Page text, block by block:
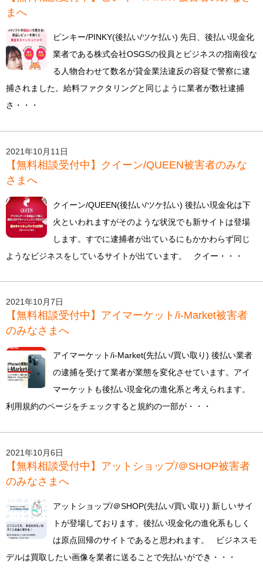
まへ
ピンキー/PINKY(後払い/ツケ払い) 先日、後払い現金化
業者である株式会社OSGSの役員とビジネスの指南役な
る人物合わせて数名が貸金業法違反の容疑で警察に逮
捕されました。給料ファクタリングと同じように業者が数社逮捕
さ・・・
2021年10月11日
【無料相談受付中】クイーン/QUEEN被害者のみな
さまへ
クイーン/QUEEN(後払い/ツケ払い) 後払い現金化は下
火といわれますがそのような状況でも新サイトは登場
します。すでに逮捕者が出ているにもかかわらず同じ
ようなビジネスをしているサイトが出ています。 クイー・・・
2021年10月7日
【無料相談受付中】アイマーケット/i-Market被害者
のみなさまへ
アイマーケット/i-Market(先払い/買い取り) 後払い業者
の逮捕を受けて業者が業態を変化させています。アイ
マーケットも後払い現金化の進化系と考えられます。
利用規約のページをチェックすると規約の一部が・・・
2021年10月6日
【無料相談受付中】アットショップ/＠SHOP被害者
のみなさまへ
アットショップ/＠SHOP(先払い/買い取り) 新しいサイ
トが登場しております。後払い現金化の進化系もしく
は原点回帰のサイトであると思われます。 ビジネスモ
デルは買取したい画像を業者に送ることで先払いができ・・・